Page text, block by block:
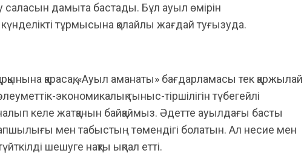
саласын дамыта бастады. Бұл ауыл өмірін
тұрмысына қолайлы жағдай туғызуда.
қарасақ, «Ауыл аманаты» бағдарламасы тек қаржылай
экономикалық тыныс-тіршілігін түбегейлі
келе жатқанын байқаймыз. Әдетте ауылдағы басты
мен табыстың төмендігі болатын. Ал несие мен
шешуге нақты ықпал етті.